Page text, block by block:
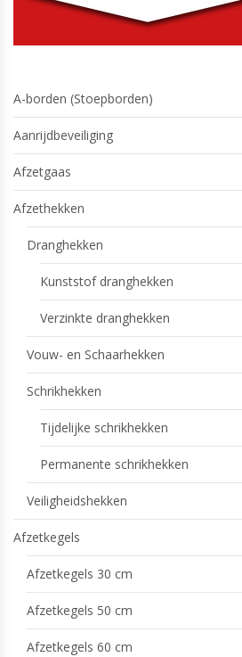
A-borden (Stoepborden)
Aanrijdbeveiliging
Afzetgaas
Afzethekken
Dranghekken
Kunststof dranghekken
Verzinkte dranghekken
Vouw- en Schaarhekken
Schrikhekken
Tijdelijke schrikhekken
Permanente schrikhekken
Veiligheidshekken
Afzetkegels
Afzetkegels 30 cm
Afzetkegels 50 cm
Afzetkegels 60 cm